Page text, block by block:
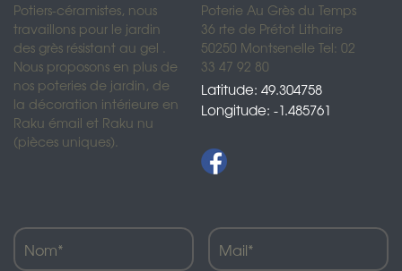
Potiers-céramistes, nous
travaillons pour le jardin
des grès résistant au gel .
Nous proposons en plus de
nos poteries de jardin, de
la décoration intérieure en
Raku émail et Raku nu
(pièces uniques).
Poterie Au Grès du Temps
36 rte de Prétot Lithaire
50250 Montsenelle Tel: 02
33 47 92 80
Latitude: 49.304758
Longitude: -1.485761